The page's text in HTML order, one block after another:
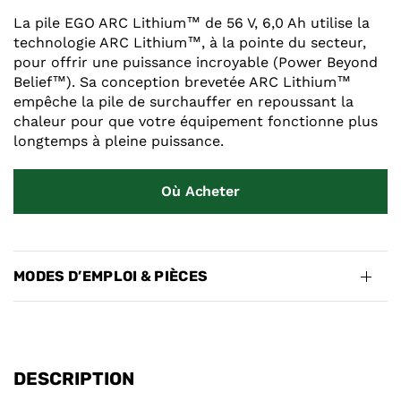
La pile EGO ARC Lithium™ de 56 V, 6,0 Ah utilise la
technologie ARC Lithium™, à la pointe du secteur,
pour offrir une puissance incroyable (Power Beyond
Belief™). Sa conception brevetée ARC Lithium™
empêche la pile de surchauffer en repoussant la
chaleur pour que votre équipement fonctionne plus
longtemps à pleine puissance.
Où Acheter
MODES D’EMPLOI & PIÈCES
DESCRIPTION